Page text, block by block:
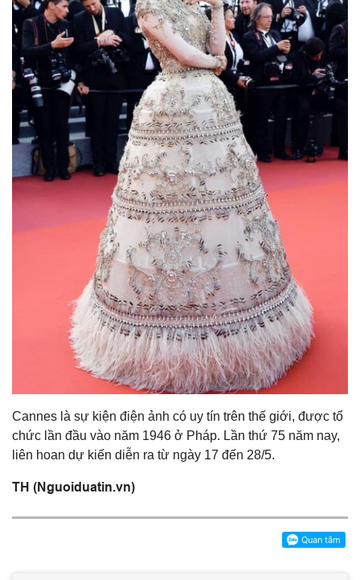
Cannes là sự kiện điện ảnh có uy tín trên thế giới, được tổ
chức lần đầu vào năm 1946 ở Pháp. Lần thứ 75 năm nay,
liên hoan dự kiến diễn ra từ ngày 17 đến 28/5.
TH (Nguoiduatin.vn)